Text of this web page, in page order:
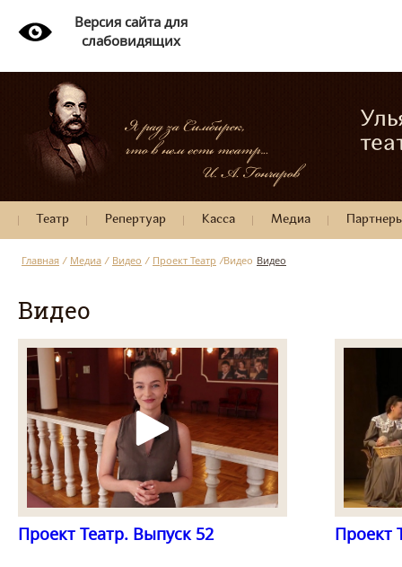
Версия сайта для
слабовидящих
Театр Репертуар Касса Медиа
Главная / Медиа / Видео / Проект Театр /Видео Видео
Видео
Проект Театр. Выпуск 52 Проект